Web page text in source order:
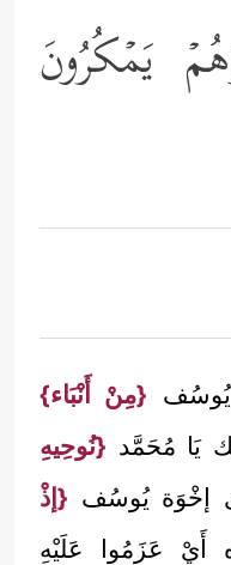
یَمۡكُرُونَ
{مِنْ أَنْبَاء}
يَا مُحَمَّد {نُوحِيهِ
إخْوَة يُوسُف {إذْ
أَيْ عَزَمُوا عَلَيْهِ